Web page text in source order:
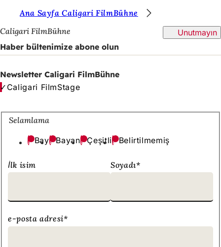
İçeriğe atla
u
r
d
a
Ana Sayfa Caligari FilmBühne
Caligari FilmBühne
Unutmayın
Haber bültenimize abone olun
Newsletter Caligari FilmBühne
Caligari FilmStage
Selamlama
Bay Bayan Çeşitli Belirtilmemiş
İlk isim Soyadı*
e-posta adresi*